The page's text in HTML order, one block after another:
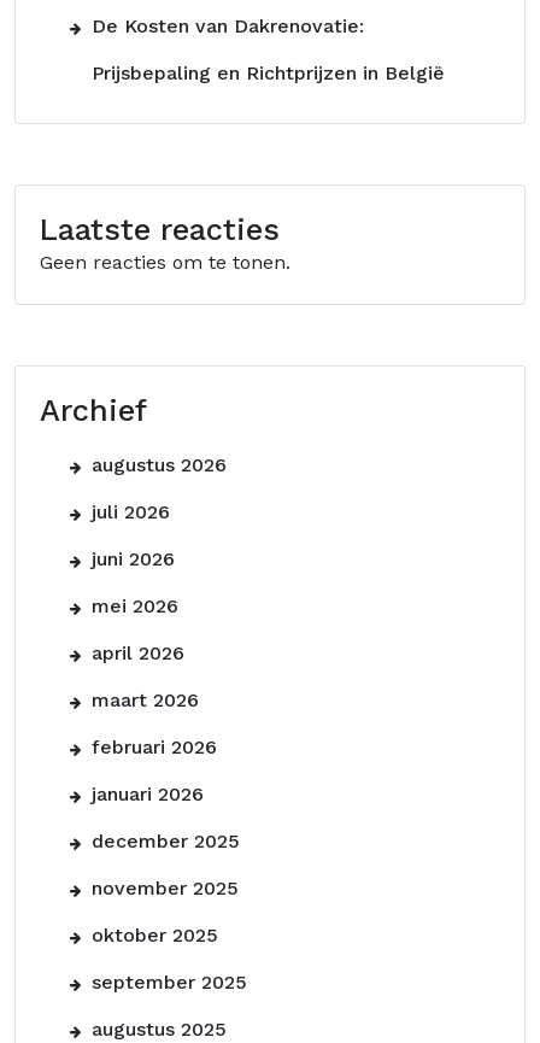
De Kosten van Dakrenovatie:
Prijsbepaling en Richtprijzen in België
Laatste reacties
Geen reacties om te tonen.
Archief
augustus 2026
juli 2026
juni 2026
mei 2026
april 2026
maart 2026
februari 2026
januari 2026
december 2025
november 2025
oktober 2025
september 2025
augustus 2025